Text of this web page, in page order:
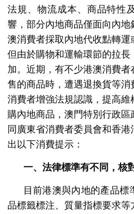
法規、物流成本、商品特性
響，部分內地商品僅面向內地
澳消費者採取內地代收點轉運
但由於購物和運輸環節的拉長
加。近期，有不少港澳消費
售的商品時，遭遇退換貨等消
消費者增強法規認識，提高維
購內地商品，澳門特別行政
同廣東省消費者委員會和香
出以下消費提示：
一、法律標準有不同，核
目前港澳與內地的產品標
品標籤標注、質量指標要求等